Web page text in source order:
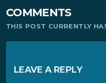
COMMENTS
THIS POST CURRENTLY
LEAVE A REPLY